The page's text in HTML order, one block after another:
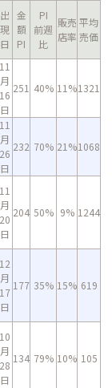
出
現
日
金
額
PI
PI
前週
比
販売
店率
平均
売価
11
月
16
日
251 40% 11%1321
11
月
26
日
232 70% 21%1068
11
月
20
日
204 50% 9% 1244
12
月
17
日
177 35% 15% 619
10
月
28
日
134 79% 10% 105